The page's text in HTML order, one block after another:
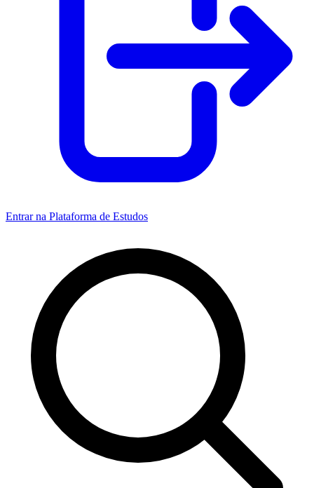
Entrar na Plataforma de Estudos